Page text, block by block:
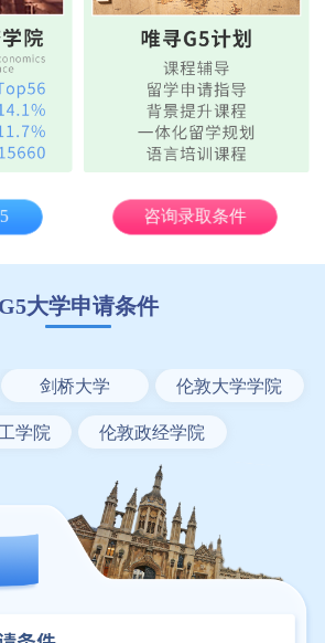
咨询录取条件
G5大学申请条件
剑桥大学 伦敦大学学院
学院 伦敦政经学院